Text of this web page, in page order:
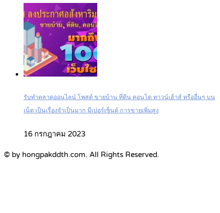
รับทำตลาดออนไลน์ โพสต์ ขายบ้าน ที่ดิน คอนโด ทาวน์เฮ้าส์ หรืออื่นๆ บน
เน็ต เป็นเรื่องจำเป็นมาก มีเปอร์เซ็นต์ การขายเพิ่มสูง
16 กรกฎาคม 2023
© by hongpakddth.com. All Rights Reserved.